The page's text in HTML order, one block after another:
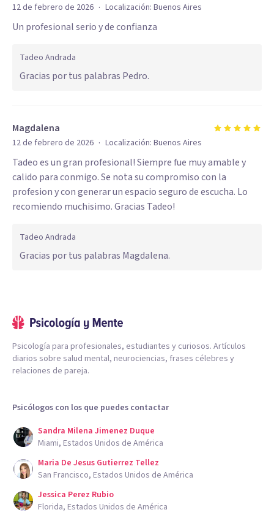
12 de febrero de 2026 · Localización: Buenos Aires
Un profesional serio y de confianza
Tadeo Andrada
Gracias por tus palabras Pedro.
Magdalena
12 de febrero de 2026 · Localización: Buenos Aires
Tadeo es un gran profesional! Siempre fue muy amable y
calido para conmigo. Se nota su compromiso con la
profesion y con generar un espacio seguro de escucha. Lo
recomiendo muchisimo. Gracias Tadeo!
Tadeo Andrada
Gracias por tus palabras Magdalena.
Psicología para profesionales, estudiantes y curiosos. Artículos
diarios sobre salud mental, neurociencias, frases célebres y
relaciones de pareja.
Psicólogos con los que puedes contactar
Sandra Milena Jimenez Duque
Miami, Estados Unidos de América
Maria De Jesus Gutierrez Tellez
San Francisco, Estados Unidos de América
Jessica Perez Rubio
Florida, Estados Unidos de América